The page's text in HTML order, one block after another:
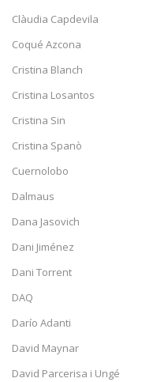
Clàudia Capdevila
Coqué Azcona
Cristina Blanch
Cristina Losantos
Cristina Sin
Cristina Spanò
Cuernolobo
Dalmaus
Dana Jasovich
Dani Jiménez
Dani Torrent
DAQ
Darío Adanti
David Maynar
David Parcerisa i Ungé